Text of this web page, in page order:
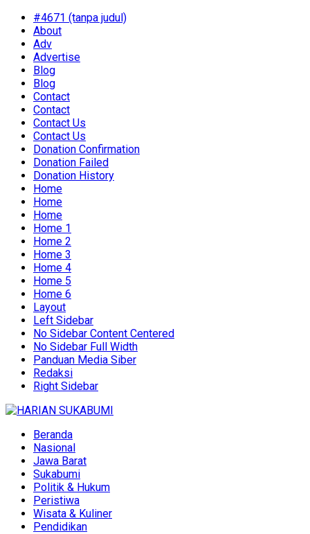
#4671 (tanpa judul)
About
Adv
Advertise
Blog
Blog
Contact
Contact
Contact Us
Contact Us
Donation Confirmation
Donation Failed
Donation History
Home
Home
Home
Home 1
Home 2
Home 3
Home 4
Home 5
Home 6
Layout
Left Sidebar
No Sidebar Content Centered
No Sidebar Full Width
Panduan Media Siber
Redaksi
Right Sidebar
Beranda
Nasional
Jawa Barat
Sukabumi
Politik & Hukum
Peristiwa
Wisata & Kuliner
Pendidikan